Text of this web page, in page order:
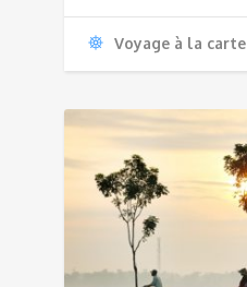
Voyage à la carte